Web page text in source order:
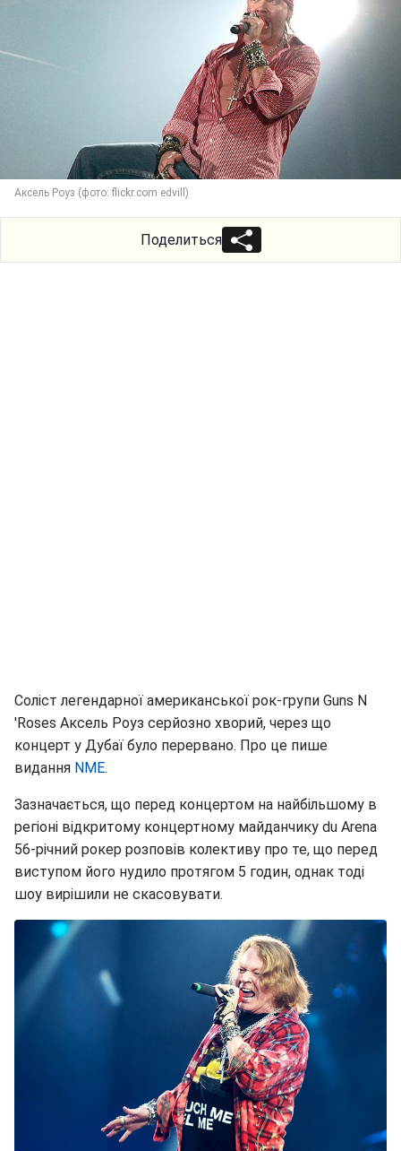
Аксель Роуз (фото: flickr.com edvill)
Поделиться
Соліст легендарної американської рок-групи Guns N
'Roses Аксель Роуз серйозно хворий, через що
концерт у Дубаї було перервано. Про це пише
видання NME.
Зазначається, що перед концертом на найбільшому в
регіоні відкритому концертному майданчику du Arena
56-річний рокер розповів колективу про те, що перед
виступом його нудило протягом 5 годин, однак тоді
шоу вирішили не скасовувати.